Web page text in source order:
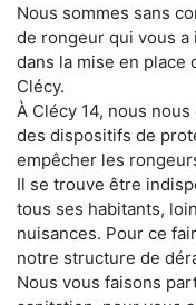
Nous sommes sans
de rongeur qui vous
dans la mise en place
Clécy.
À Clécy 14, nous
des dispositifs de
empêcher les
Il se trouve être
tous ses habitants,
nuisances. Pour ce
notre structure de
Nous vous faisons